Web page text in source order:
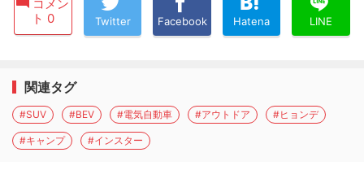
コメン
ト 0
Twitter Facebook Hatena LINE
関連タグ
#SUV #BEV #電気自動車 #アウトドア #ヒョンデ
#キャンプ #インスター